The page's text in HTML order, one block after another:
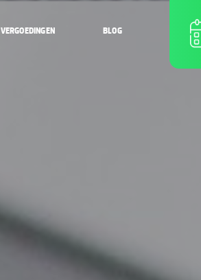
VERGOEDINGEN BLOG